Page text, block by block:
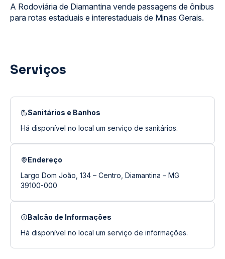
A Rodoviária de Diamantina vende passagens de ônibus
para rotas estaduais e interestaduais de Minas Gerais.
Serviços
Sanitários e Banhos
Há disponível no local um serviço de sanitários.
Endereço
Largo Dom João, 134 – Centro, Diamantina – MG
39100-000
Balcão de Informações
Há disponível no local um serviço de informações.